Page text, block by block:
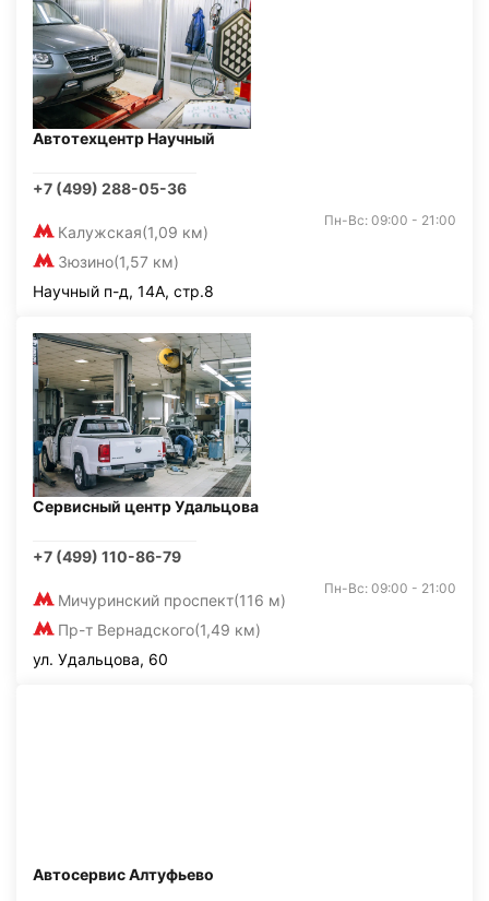
Автотехцентр Научный
+7 (499) 288-05-36
Калужская(1,09 км)
Зюзино(1,57 км)
Пн-Вс: 09:00 - 21:00
Научный п-д, 14А, стр.8
Сервисный центр Удальцова
+7 (499) 110-86-79
Мичуринский проспект(116 м)
Пр-т Вернадского(1,49 км)
Пн-Вс: 09:00 - 21:00
ул. Удальцова, 60
Автосервис Алтуфьево